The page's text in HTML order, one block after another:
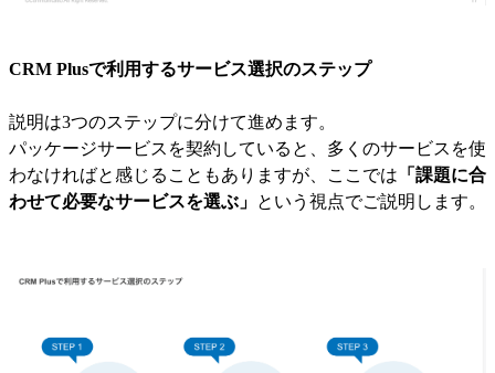
CRM Plusで利用するサービス選択のステップ
説明は3つのステップに分けて進めます。
パッケージサービスを契約していると、多くのサービスを使
わなければと感じることもありますが、ここでは 「課題に合
わせて必要なサービスを選ぶ」 という視点でご説明します。